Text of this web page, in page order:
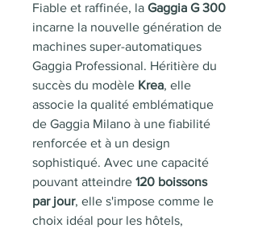
Fiable et raffinée, la Gaggia G 300
incarne la nouvelle génération de
machines super-automatiques
Gaggia Professional. Héritière du
succès du modèle Krea, elle
associe la qualité emblématique
de Gaggia Milano à une fiabilité
renforcée et à un design
sophistiqué. Avec une capacité
pouvant atteindre 120 boissons
par jour, elle s'impose comme le
choix idéal pour les hôtels,